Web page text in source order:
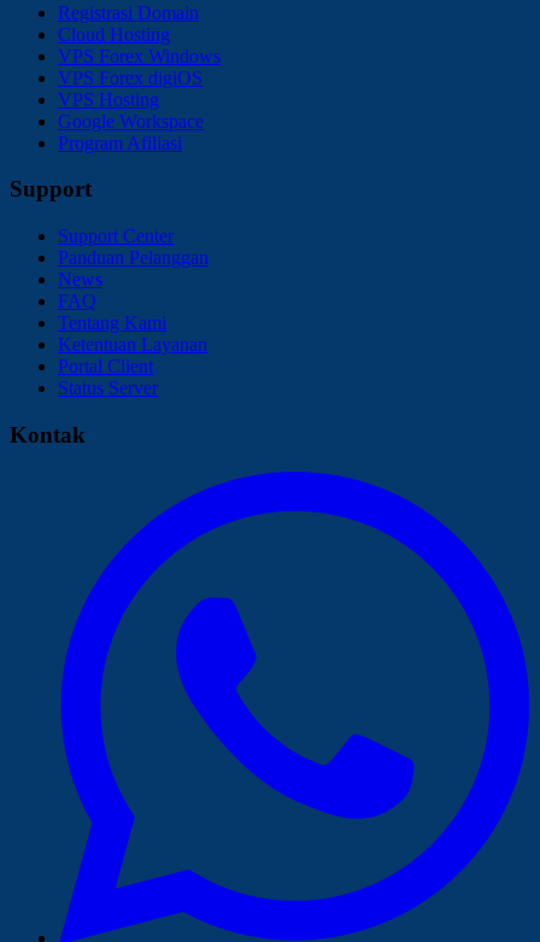
Registrasi Domain
Cloud Hosting
VPS Forex Windows
VPS Forex digiOS
VPS Hosting
Google Workspace
Program Afiliasi
Support
Support Center
Panduan Pelanggan
News
FAQ
Tentang Kami
Ketentuan Layanan
Portal Client
Status Server
Kontak